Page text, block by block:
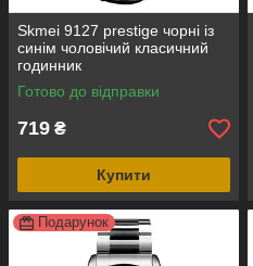
Skmei 9127 prestige чорні із
синім чоловічий класичний
годинник
Готово до відправки
719 ₴
Купити
Подарунок